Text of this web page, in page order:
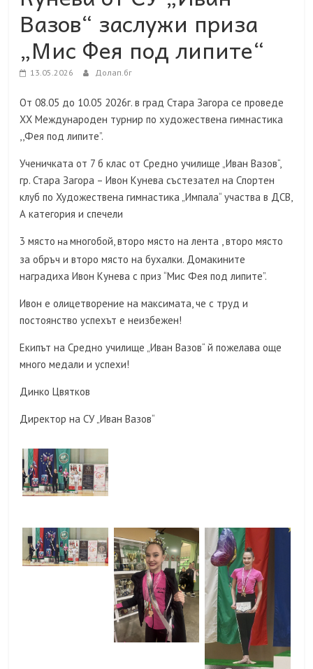
Вазов“ заслужи приза
„Мис Фея под липите“
13.05.2026 Долап.бг
От 08.05 до 10.05 2026г. в град Стара Загора се проведе
XX Международен турнир по художествена гимнастика
,,Фея под липите”.
Ученичката от 7 б клас от Средно училище „Иван Вазов“,
гр. Стара Загора – Ивон Кунева състезател на Спортен
клуб по Художествена гимнастика „Импала“ участва в ДСВ,
А категория и спечели
3 място намногобой, второ място на лента , второ място
за обръч и второ място на бухалки. Домакините
наградиха Ивон Кунева с приз “Мис Фея под липите”.
Ивон е олицетворение на максимата, че с труд и
постоянство успехът е неизбежен!
Екипът на Средно училище „Иван Вазов“ й пожелава още
много медали и успехи!
Динко Цвятков
Директор на СУ „Иван Вазов“